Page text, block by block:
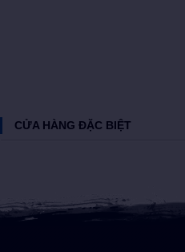
CỬA HÀNG ĐẶC BIỆT